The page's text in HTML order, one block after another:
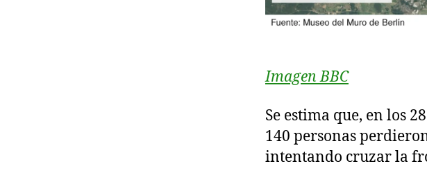
Imagen BBC
Se estima que, en los
140 personas
intentando cruzar la